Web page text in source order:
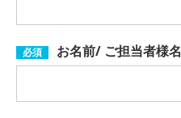
必須 お名前/ ご担当者様名